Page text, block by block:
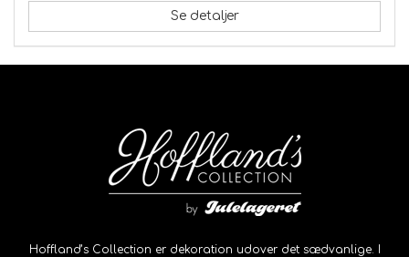
Se detaljer
Hoffland’s Collection er dekoration udover det sædvanlige. I